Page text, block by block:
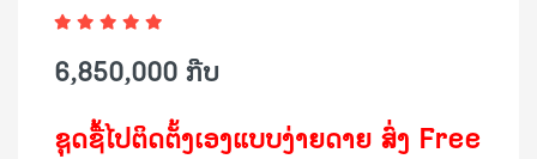
6,850,000 ກີບ
ຊຸດຊື້ໄປຕິດຕັ້ງເອງແບບງ່າຍດາຍ ສົ່ງ Free